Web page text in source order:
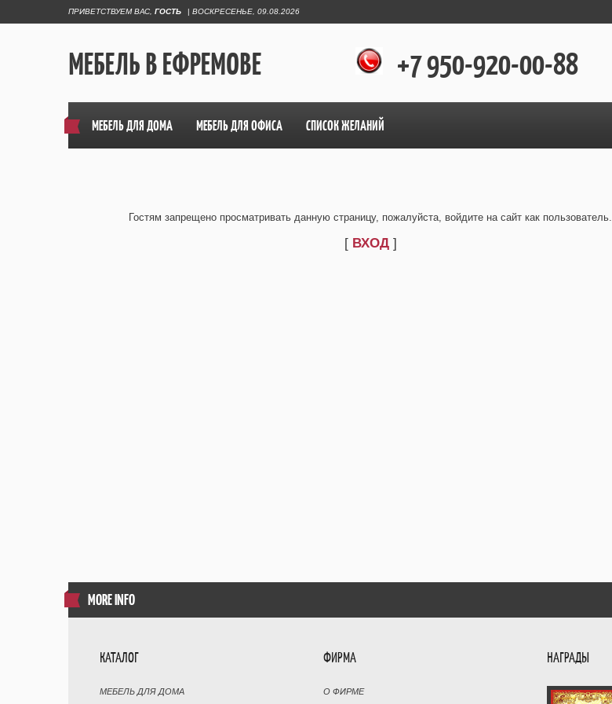
ПРИВЕТСТВУЕМ ВАС ГОСТЬ | ВОСКРЕСЕНЬЕ, 09.08.2026
МЕБЕЛЬ В ЕФРЕМОВЕ +7 950-920-00-88
МЕБЕЛЬ ДЛЯ ДОМА МЕБЕЛЬ ДЛЯ ОФИСА СПИСОК ЖЕЛАНИЙ
Гостям запрещено просматривать данную страницу, пожалуйста, войдите на сайт как пользователь.
[ ВХОД]
MORE INFO
КАТАЛОГ
МЕБЕЛЬ ДЛЯ ДОМА
ФИРМА
О ФИРМЕ
НАГРАДЫ